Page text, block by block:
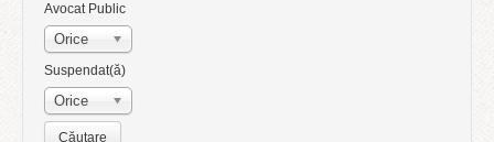
Avocat Public
Orice
Suspendat(ă)
Orice